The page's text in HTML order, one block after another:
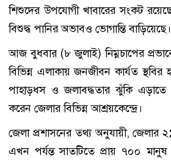
শিশুদের উপযোগী খাবারের সংকট
বিশুদ্ধ পানির অভাবও ভোগান্তি বাড়িয়েছে।
আজ বুধবার (৮ জুলাই) নিম্নচাপের প্রভাবে
বিভিন্ন এলাকায় জনজীবন কার্যত
পাহাড়ধস ও জলাবদ্ধতার ঝুঁকি
করেন জেলার বিভিন্ন আশ্রয়কেন্দ্রে।
জেলা প্রশাসনের তথ্য অনুযায়ী, জেলার
এখন পর্যন্ত সাতটিতে প্রায় ৭০০